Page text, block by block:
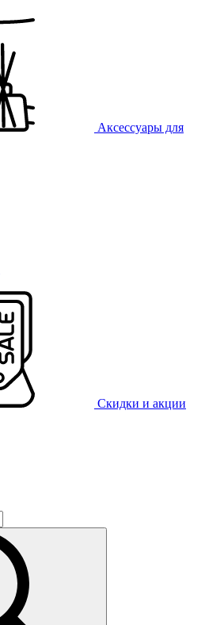
Аксессуары для
Скидки и акции